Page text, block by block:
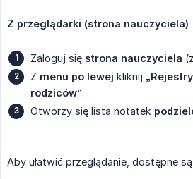
Z przeglądarki (strona nauczyciela)
Zaloguj się strona nauczyciela
Z menu po lewej kliknij
rodziców”.
Otworzy się lista notatek
Aby ułatwić przeglądanie, dostępne